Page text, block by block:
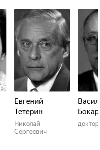
Евгений
Тетерин
Николай
Сергеевич
доктор